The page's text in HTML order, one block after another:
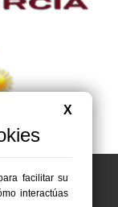
X
facilitar su
interactúas